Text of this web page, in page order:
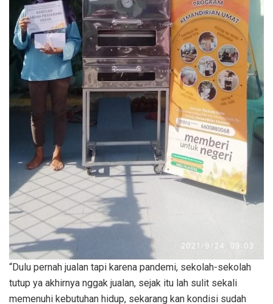
“Dulu pernah jualan tapi karena pandemi, sekolah-sekolah
tutup ya akhirnya nggak jualan, sejak itu lah sulit sekali
memenuhi kebutuhan hidup, sekarang kan kondisi sudah